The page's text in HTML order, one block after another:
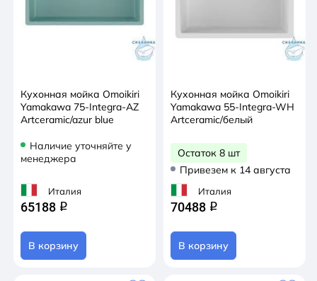
Кухонная мойка Omoikiri
Yamakawa 75-Integra-AZ
Artceramic/azur blue
Наличие уточняйте у
менеджера
Италия
65188 q
В корзину
Кухонная мойка Omoikiri
Yamakawa 55-Integra-WH
Artceramic/белый
Остаток 8 шт
Привезем к 14 августа
Италия
70488 q
В корзину